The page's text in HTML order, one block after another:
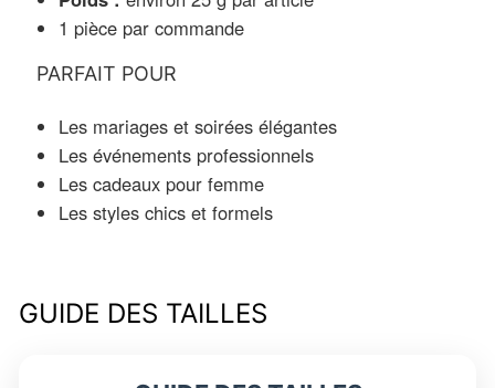
1 pièce par commande
PARFAIT POUR
Les mariages et soirées élégantes
Les événements professionnels
Les cadeaux pour femme
Les styles chics et formels
GUIDE DES TAILLES